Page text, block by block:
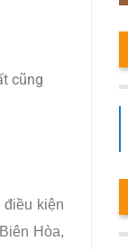
cũng
điều kiện
Hòa,